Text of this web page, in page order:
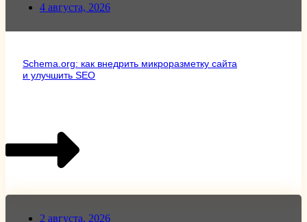
4 августа, 2026
Schema.org: как внедрить микроразметку сайта
и улучшить SEO
2 августа, 2026